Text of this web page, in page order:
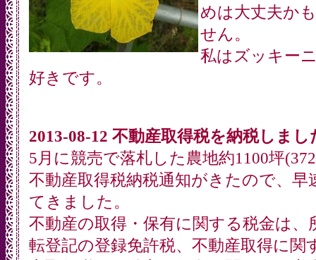
めは大丈夫か
せん。
私はズッキー
好きです。
2013-08-12 不動産取得税を納税しまし
5月に競売で落札した農地約1100坪
不動産取得税納税通知がきたので、早
てきました。
不動産の取得・保有に関する税金は、
転登記の登録免許税、不動産取得に関